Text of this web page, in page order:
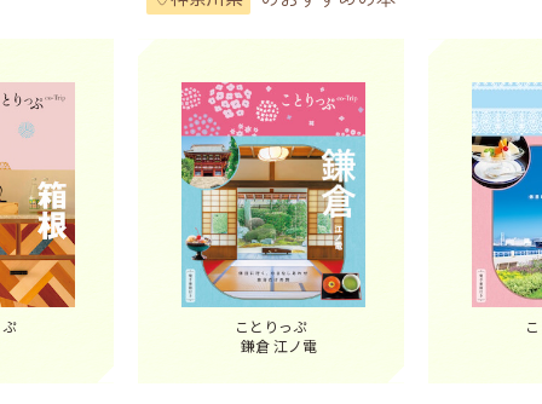
ことりっぷ
鎌倉 江ノ電